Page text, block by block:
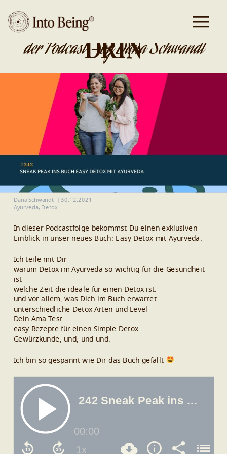
DA IST GOLD
DRIN
der Podcast - by Dana Schwandt
Dana Schwandt
30.12.2021
Ayurveda, Detox
In dieser Podcastfolge bekommst Du einen exklusiven
Einblick in unser neues Buch: Easy Detox mit Ayurveda.
Ich teile mit Dir
warum Detox im Ayurveda so wichtig für die Gesundheit
ist
welche Zeit die ideale für einen Detox ist.
und vor allem, was Dich im Buch erwartet:
unterschiedliche Detox-Arten und Level
Dein Ama Test
easy Rezepte für einen Simple Detox
Gewürzkunde, und, und und.
Ich bin so gespannt wie Dir das Buch gefällt